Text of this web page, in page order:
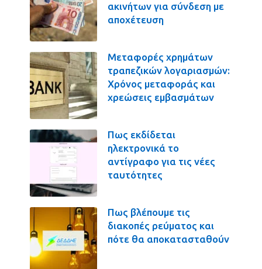
ακινήτων για σύνδεση με
αποχέτευση
Μεταφορές χρημάτων
τραπεζικών λογαριασμών:
Χρόνος μεταφοράς και
χρεώσεις εμβασμάτων
Πως εκδίδεται
ηλεκτρονικά το
αντίγραφο για τις νέες
ταυτότητες
Πως βλέπουμε τις
διακοπές ρεύματος και
πότε θα αποκατασταθούν